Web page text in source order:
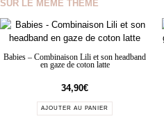
SUR LE MÊME THÈME
Babies – Combinaison Lili et son headband
en gaze de coton latte
34,90€
AJOUTER AU PANIER